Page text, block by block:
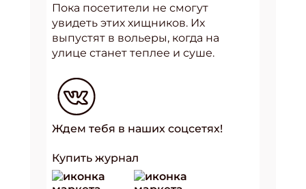
Пока посетители не смогут
увидеть этих хищников. Их
выпустят в вольеры, когда на
улице станет теплее и суше.
Ждем тебя в наших соцсетях!
Купить журнал